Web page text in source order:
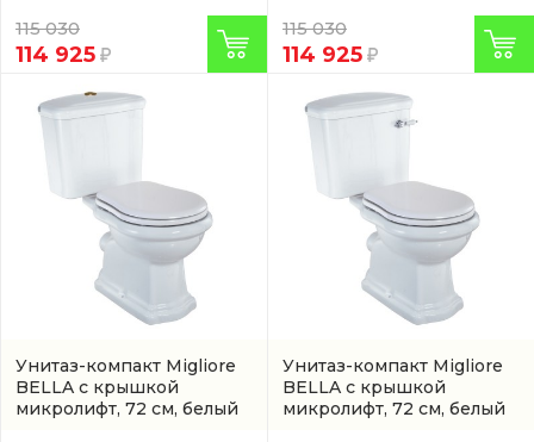
115 030
114 925
115 030
114 925
Унитаз-компакт Migliore
BELLA с крышкой
микролифт, 72 см, белый
Унитаз-компакт Migliore
BELLA с крышкой
микролифт, 72 см, белый